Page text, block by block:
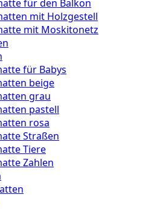
für den Balkon
mit Holzgestell
mit Moskitonetz
für Babys
beige
grau
pastell
rosa
Straßen
Tiere
Zahlen